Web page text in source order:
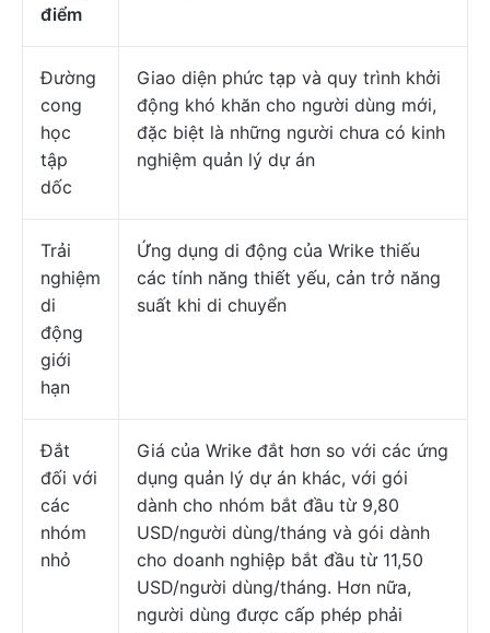
điểm
Đường
cong
học
tập
dốc
Giao diện phức tạp và quy trình khởi
động khó khăn cho người dùng mới,
đặc biệt là những người chưa có kinh
nghiệm quản lý dự án
Trải
nghiệm
di
động
giới
hạn
Ứng dụng di động của Wrike thiếu
các tính năng thiết yếu, cản trở năng
suất khi di chuyển
Đắt
đối với
các
nhóm
nhỏ
Giá của Wrike đắt hơn so với các ứng
dụng quản lý dự án khác, với gói
dành cho nhóm bắt đầu từ 9,80
USD/người dùng/tháng và gói dành
cho doanh nghiệp bắt đầu từ 11,50
USD/người dùng/tháng. Hơn nữa,
người dùng được cấp phép phải